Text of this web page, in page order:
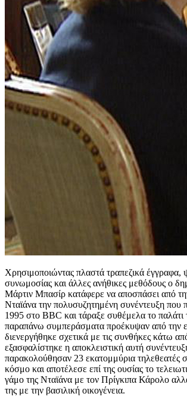
Χρησιμοποιώντας πλαστά τραπεζικά έγγραφα,
συνωμοσίας και άλλες ανήθικες μεθόδους ο
Μάρτιν Μπασίρ κατάφερε να αποσπάσει από
Νταϊάνα την πολυσυζητημένη συνέντευξη που
1995 στο BBC και τάραξε συθέμελα το
παραπάνω συμπεράσματα προέκυψαν από την
διενεργήθηκε σχετικά με τις συνθήκες κάτω
εξασφαλίστηκε η αποκλειστική αυτή
παρακολούθησαν 23 εκατομμύρια τηλεθεατές
κόσμο και αποτέλεσε επί της ουσίας το
γάμο της Νταϊάνα με τον Πρίγκιπα Κάρολο
της με την βασιλική οικογένεια.